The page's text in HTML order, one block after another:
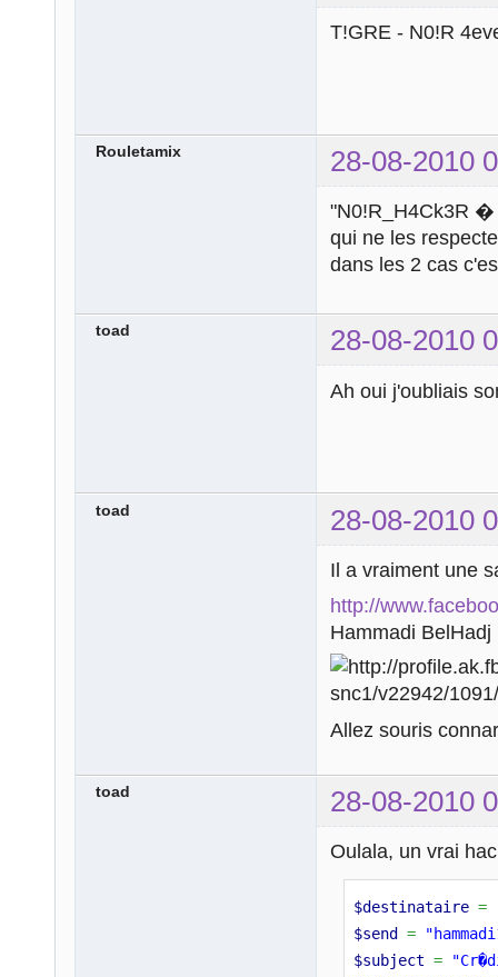
T!GRE - N0!R
Rouletamix 28-08-2010
"N0!R_H4Ck3R �
qui ne les
dans les 2 cas
toad 28-08-2010
Ah oui j'oubliais
toad 28-08-2010
Il a vraiment une
http://
Hammadi BelHadj
Allez souris
toad 28-08-2010
Oulala, un vrai
$destinataire =
$send
=
$subject =